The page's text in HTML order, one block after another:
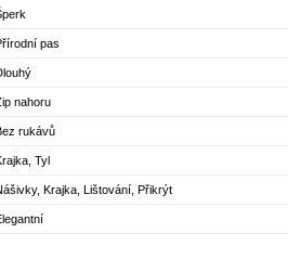
pas
nahoru
rukávů
Tyl
Krajka, Lištování, Přikrýt